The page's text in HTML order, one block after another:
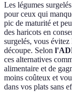
Les légumes
pour ceux qui
pic de maturité et
des haricots en
surgelés, vous évitez
découpe. Selon
ces alternatives
alimentaire et de
moins coûteux et
dans vos plats sans